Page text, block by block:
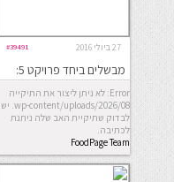
27 ביולי 2016 #39491
מבשלים ביחד פרויקט 5:
זכרון ילדות
Error: לא ניתן ליצור את התיקייה
wp-content/uploads/2026/08. יש
לבדוק שתיקיית האב שלה ניתנת
לכתיבה.
FoodPage Team